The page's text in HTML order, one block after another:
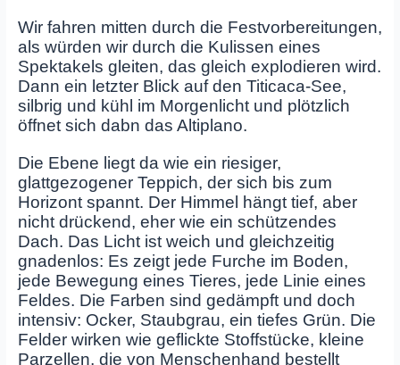
Wir fahren mitten durch die Festvorbereitungen,
als würden wir durch die Kulissen eines
Spektakels gleiten, das gleich explodieren wird.
Dann ein letzter Blick auf den Titicaca‑See,
silbrig und kühl im Morgenlicht und plötzlich
öffnet sich dabn das Altiplano.
Die Ebene liegt da wie ein riesiger,
glattgezogener Teppich, der sich bis zum
Horizont spannt. Der Himmel hängt tief, aber
nicht drückend, eher wie ein schützendes
Dach. Das Licht ist weich und gleichzeitig
gnadenlos: Es zeigt jede Furche im Boden,
jede Bewegung eines Tieres, jede Linie eines
Feldes. Die Farben sind gedämpft und doch
intensiv: Ocker, Staubgrau, ein tiefes Grün. Die
Felder wirken wie geflickte Stoffstücke, kleine
Parzellen, die von Menschenhand bestellt